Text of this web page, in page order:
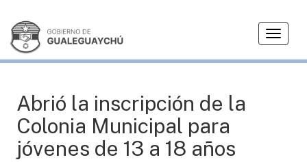
T
g
JUVENTUD
Abrió la inscripción de la
Colonia Municipal para
jóvenes de 13 a 18 años